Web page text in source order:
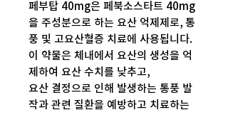
페부탑 40mg은 페북소스타트 40mg
을 주성분으로 하는 요산 억제제로, 통
풍 및 고요산혈증 치료에 사용됩니다.
이 약물은 체내에서 요산의 생성을 억
제하여 요산 수치를 낮추고,
요산 결정으로 인해 발생하는 통풍 발
작과 관련 질환을 예방하고 치료하는